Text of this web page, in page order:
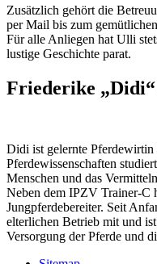
Zusätzlich gehört die
per Mail bis zum
Für alle Anliegen hat Ulli
lustige Geschichte parat.
Friederike
Didi ist gelernte Pferdewirtin
Pferdewissenschaften
Menschen und das
Neben dem IPZV Trainer-C
Jungpferdebereiter. Seit
elterlichen Betrieb mit und
Versorgung der Pferde und